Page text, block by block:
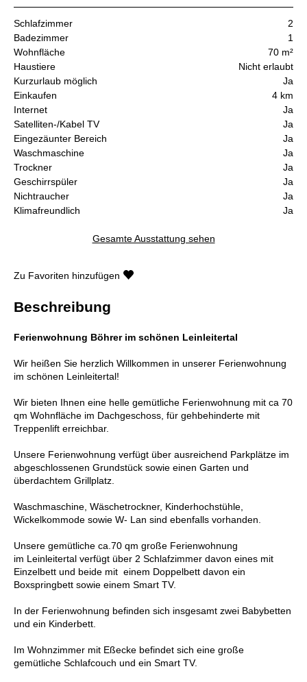
Schlafzimmer
2
Badezimmer
1
Wohnfläche
70 m²
Haustiere
Nicht erlaubt
Kurzurlaub möglich
Ja
Einkaufen
4 km
Internet
Ja
Satelliten-/Kabel TV
Ja
Eingezäunter Bereich
Ja
Waschmaschine
Ja
Trockner
Ja
Geschirrspüler
Ja
Nichtraucher
Ja
Klimafreundlich
Ja
Gesamte Ausstattung sehen
Zu Favoriten hinzufügen
Beschreibung
Ferienwohnung Böhrer im schönen Leinleitertal
Wir heißen Sie herzlich Willkommen in unserer Ferienwohnung
im schönen Leinleitertal!
Wir bieten Ihnen eine helle gemütliche Ferienwohnung mit ca 70
qm Wohnfläche im Dachgeschoss, für gehbehinderte mit
Treppenlift erreichbar.
Unsere Ferienwohnung verfügt über ausreichend Parkplätze im
abgeschlossenen Grundstück sowie einen Garten und
überdachtem Grillplatz.
Waschmaschine, Wäschetrockner, Kinderhochstühle,
Wickelkommode sowie W- Lan sind ebenfalls vorhanden.
Unsere gemütliche ca.70 qm große Ferienwohnung
im Leinleitertal verfügt über 2 Schlafzimmer davon eines mit
Einzelbett und beide mit einem Doppelbett davon ein
Boxspringbett sowie einem Smart TV.
In der Ferienwohnung befinden sich insgesamt zwei Babybetten
und ein Kinderbett.
Im Wohnzimmer mit Eßecke befindet sich eine große
gemütliche Schlafcouch und ein Smart TV.